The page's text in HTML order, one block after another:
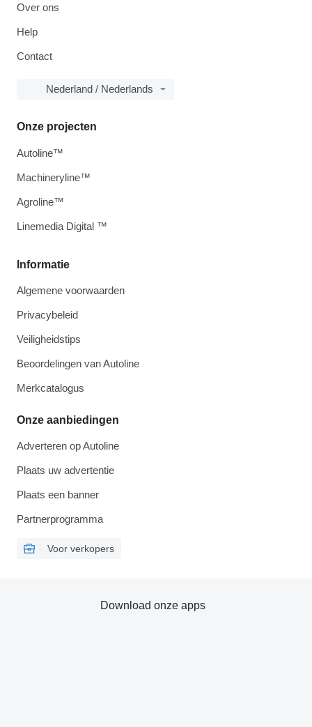
Over ons
Help
Contact
Nederland / Nederlands
Informatie
Algemene voorwaarden
Privacybeleid
Veiligheidstips
Beoordelingen van Autoline
Merkcatalogus
Onze aanbiedingen
Adverteren op Autoline
Plaats uw advertentie
Plaats een banner
Partnerprogramma
Voor verkopers
Onze projecten
Autoline™
Machineryline™
Agroline™
Linemedia Digital ™
Download onze apps